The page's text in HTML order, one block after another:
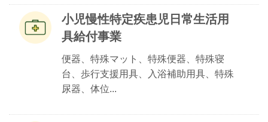
小児慢性特定疾患児日常生活用
具給付事業
便器、特殊マット、特殊便器、特殊寝
台、歩行支援用具、入浴補助用具、特殊
尿器、体位...